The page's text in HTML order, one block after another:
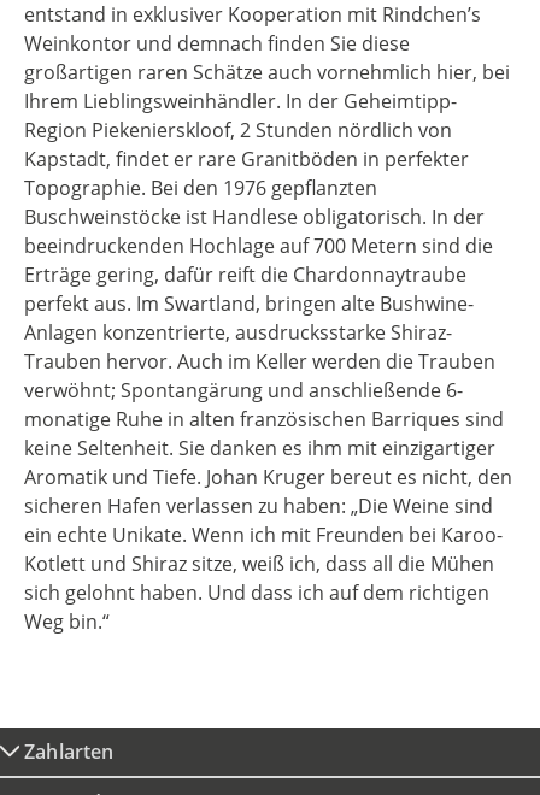
entstand in exklusiver Kooperation mit Rindchen’s
Weinkontor und demnach finden Sie diese
großartigen raren Schätze auch vornehmlich hier, bei
Ihrem Lieblingsweinhändler. In der Geheimtipp-
Region Piekenierskloof, 2 Stunden nördlich von
Kapstadt, findet er rare Granitböden in perfekter
Topographie. Bei den 1976 gepflanzten
Buschweinstöcke ist Handlese obligatorisch. In der
beeindruckenden Hochlage auf 700 Metern sind die
Erträge gering, dafür reift die Chardonnaytraube
perfekt aus. Im Swartland, bringen alte Bushwine-
Anlagen konzentrierte, ausdrucksstarke Shiraz-
Trauben hervor. Auch im Keller werden die Trauben
verwöhnt; Spontangärung und anschließende 6-
monatige Ruhe in alten französischen Barriques sind
keine Seltenheit. Sie danken es ihm mit einzigartiger
Aromatik und Tiefe. Johan Kruger bereut es nicht, den
sicheren Hafen verlassen zu haben: „Die Weine sind
ein echte Unikate. Wenn ich mit Freunden bei Karoo-
Kotlett und Shiraz sitze, weiß ich, dass all die Mühen
sich gelohnt haben. Und dass ich auf dem richtigen
Weg bin.“
Zahlarten